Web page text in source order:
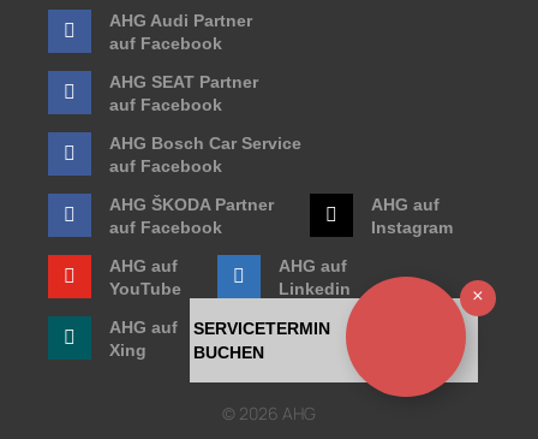
SERVICETERMIN
BUCHEN
AHG Audi Partner
auf Facebook
AHG SEAT Partner
auf Facebook
AHG Bosch Car Service
auf Facebook
AHG ŠKODA Partner
auf Facebook
AHG auf
Instagram
AHG auf
YouTube
AHG auf
Linkedin
AHG auf
Xing
© 2026 AHG